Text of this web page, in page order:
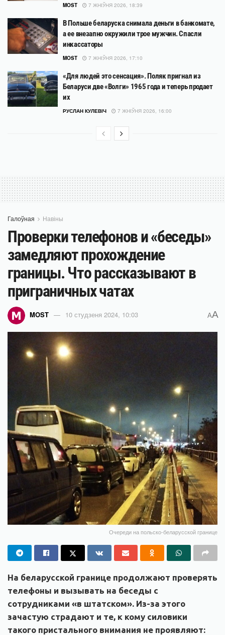
MOST 7 ЖНІЎНЯ 2026, 18:39
В Польше беларуска снимала деньги в банкомате,
а ее внезапно окружили трое мужчин. Спасли
инкассаторы
MOST 7 ЖНІЎНЯ 2026, 17:10
«Для людей это сенсация». Поляк пригнал из
Беларуси две «Волги» 1965 года и теперь продает
их
РУСЛАН КУЛЕВІЧ 7 ЖНІЎНЯ 2026, 16:00
Галоўная Навіны
Проверки телефонов и «беседы»
замедляют прохождение
границы. Что рассказывают в
приграничных чатах
MOST 10 студзеня 2024, 10:03 AA
Очереди на польско-беларусской границе
На беларусской границе продолжают проверять
телефоны и вызывать на беседы с
сотрудниками «в штатском». Из-за этого
зачастую страдают и те, к кому силовики
такого пристального внимания не проявляют: